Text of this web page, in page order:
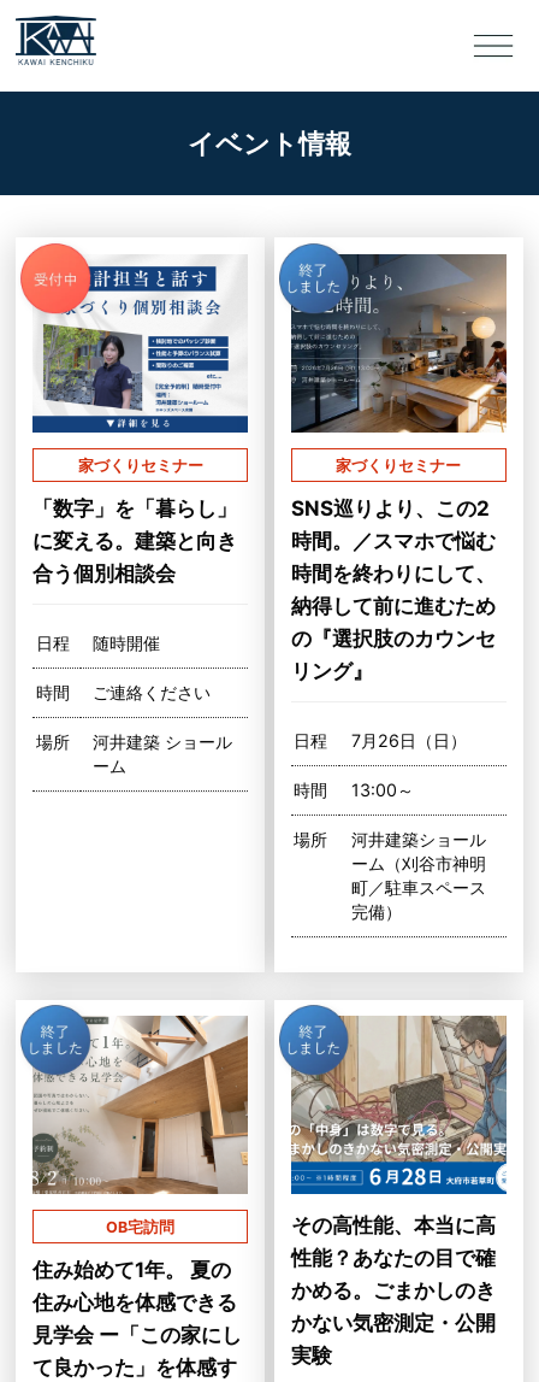
イベント情報
家づくりセミナー
「数字」を「暮らし」
に変える。建築と向き
合う個別相談会
日程 随時開催
時間 ご連絡ください
場所
河井建築 ショール
ーム
家づくりセミナー
SNS巡りより、この2
時間。／スマホで悩む
時間を終わりにして、
納得して前に進むため
の『選択肢のカウンセ
リング』
日程 7月26日（日）
時間 13:00～
場所
河井建築ショール
ーム（刈谷市神明
町／駐車スペース
完備）
OB宅訪問
住み始めて1年。 夏の
住み心地を体感できる
見学会 ー「この家にし
て良かった」を体感す
その高性能、本当に高
性能？あなたの目で確
かめる。ごまかしのき
かない気密測定・公開
実験